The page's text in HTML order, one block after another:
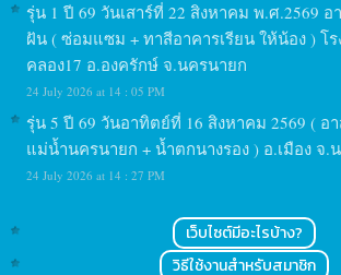
รุ่น 1 ปี 69 วันเสาร์ที่ 22 สิงหาคม พ.ศ.2569
ฝัน ( ซ่อมแซม + ทาสีอาคารเรียน ให้น้อง ) โ
คลอง17 อ.องครักษ์ จ.นครนายก
24 July 2026 at 14 : 05 PM
รุ่น 5 ปี 69 วันอาทิตย์ที่ 16 สิงหาคม 2569 ( อ
แม่น้ำนครนายก + น้ำตกนางรอง ) อ.เมือง จ.
24 July 2026 at 14 : 27 PM
เว็บไซต์มีอะไรบ้าง?
วิธีใช้งานสำหรับสมาชิก